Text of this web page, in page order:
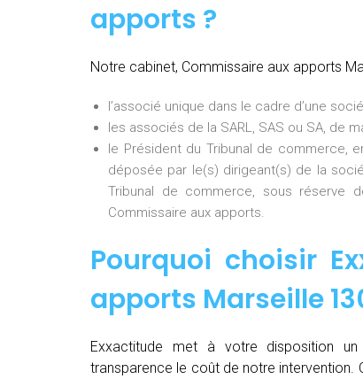
apports ?
Notre cabinet, Commissaire aux apports
l’associé unique dans le cadre d’une
les associés de la SARL, SAS ou SA, de
le Président du Tribunal de commerce,
déposée par le(s) dirigeant(s) de la
Tribunal de commerce, sous réserve
Commissaire aux apports.
Pourquoi choisir
apports Marseille
Exxactitude met à votre disposition
transparence le coût de notre intervention.